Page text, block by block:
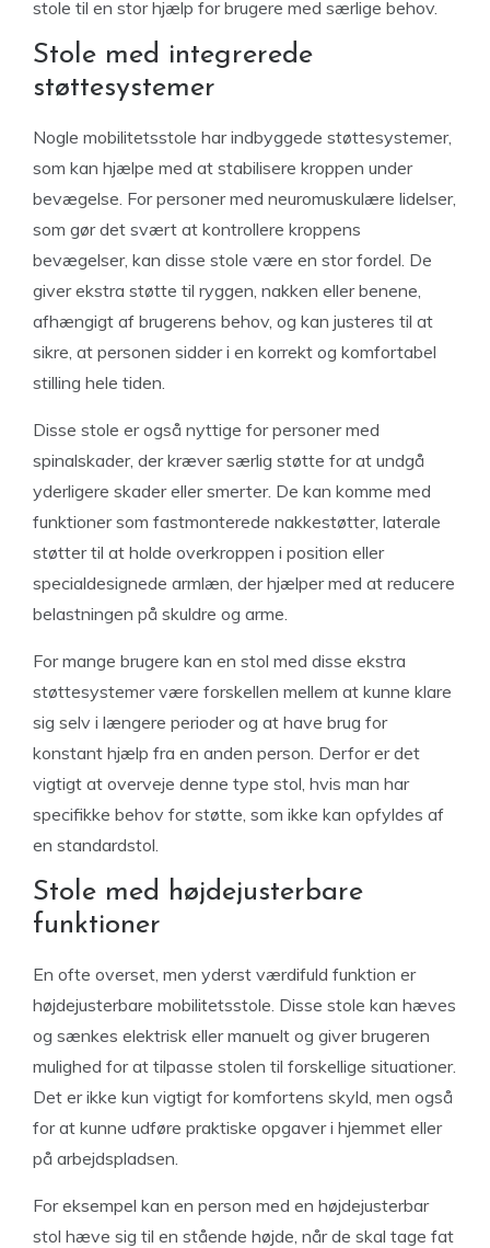
stole til en stor hjælp for brugere med særlige behov.
Stole med integrerede
støttesystemer
Nogle mobilitetsstole har indbyggede støttesystemer,
som kan hjælpe med at stabilisere kroppen under
bevægelse. For personer med neuromuskulære lidelser,
som gør det svært at kontrollere kroppens
bevægelser, kan disse stole være en stor fordel. De
giver ekstra støtte til ryggen, nakken eller benene,
afhængigt af brugerens behov, og kan justeres til at
sikre, at personen sidder i en korrekt og komfortabel
stilling hele tiden.
Disse stole er også nyttige for personer med
spinalskader, der kræver særlig støtte for at undgå
yderligere skader eller smerter. De kan komme med
funktioner som fastmonterede nakkestøtter, laterale
støtter til at holde overkroppen i position eller
specialdesignede armlæn, der hjælper med at reducere
belastningen på skuldre og arme.
For mange brugere kan en stol med disse ekstra
støttesystemer være forskellen mellem at kunne klare
sig selv i længere perioder og at have brug for
konstant hjælp fra en anden person. Derfor er det
vigtigt at overveje denne type stol, hvis man har
specifikke behov for støtte, som ikke kan opfyldes af
en standardstol.
Stole med højdejusterbare
funktioner
En ofte overset, men yderst værdifuld funktion er
højdejusterbare mobilitetsstole. Disse stole kan hæves
og sænkes elektrisk eller manuelt og giver brugeren
mulighed for at tilpasse stolen til forskellige situationer.
Det er ikke kun vigtigt for komfortens skyld, men også
for at kunne udføre praktiske opgaver i hjemmet eller
på arbejdspladsen.
For eksempel kan en person med en højdejusterbar
stol hæve sig til en stående højde, når de skal tage fat